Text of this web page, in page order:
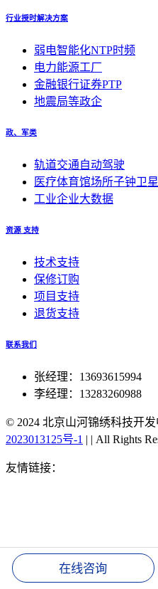
行业授时解决方案
弱电智能化NTP时频
电力能源工厂
金融银行证券PTP
地震局等政企
政、军类
轨道交通自动驾驶
医疗体育馆场所子钟卫
工业企业大数据
资源 支持
技术支持
保修订购
项目支持
退货支持
联系我们
张经理：13693615994
李经理：13283260988
© 2024 北京山河锦绣科技开
2023013125号-1 | | All Rights
友情链接：
湖北北斗授时装置 北斗可
修改
北斗卫星授时 接口 北
在线咨询